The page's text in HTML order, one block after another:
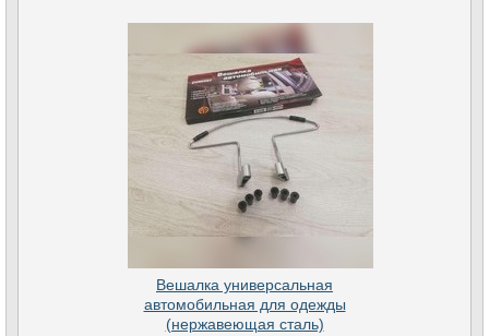
Вешалка универсальная
автомобильная для одежды
(нержавеющая сталь)